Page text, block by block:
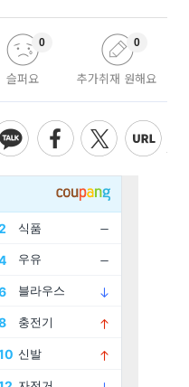
슬퍼요
0
추가취재 원해요
0